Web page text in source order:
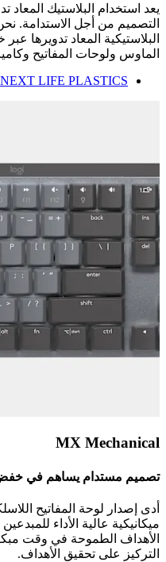
يعد استخدام البلاستيك
التصميم من أجل الاستدامة.
البلاستيكية المعاد تدويرها
الماوس ولوحات المفاتيح
NEXT LIFE PLASTICS
MX Mechanical
تصميم مستدام يساهم في خفض
ميكانيكية عالية الأداء
الأهداف الطموحة في وقت
التركيز على تحقيق الأهداف.